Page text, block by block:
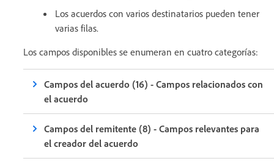
Los acuerdos con varios destinatarios pueden tener
varias filas.
Los campos disponibles se enumeran en cuatro categorías:
Campos del acuerdo (16) - Campos relacionados con
el acuerdo
Campos del remitente (8) - Campos relevantes para
el creador del acuerdo